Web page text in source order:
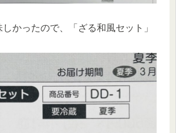
かったので、「ざる和風セット」